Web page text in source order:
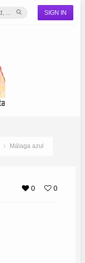
SIGN IN
Málaga azul
0 0